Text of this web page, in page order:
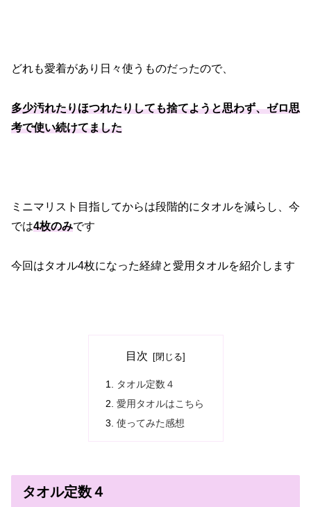
どれも愛着があり日々使うものだったので、
多少汚れたりほつれたりしても捨てようと思わず、ゼロ思
考で使い続けてました
ミニマリスト目指してからは段階的にタオルを減らし、今
では4枚のみです
今回はタオル4枚になった経緯と愛用タオルを紹介します
目次
タオル定数４
愛用タオルはこちら
使ってみた感想
タオル定数４